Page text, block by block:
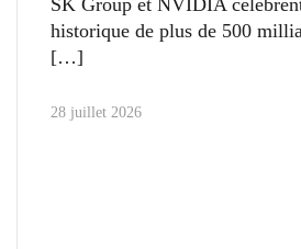
SK Group et NVIDIA
historique de plus de 500
28 juillet 2026